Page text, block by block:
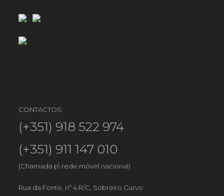
CONTACTOS:
(+351) 918 522 974
(+351) 911 147 010
(Chamada p\ rede móvel nacional)
Rua da Fonte, nº 4 R/C, Sobreiro Curvo